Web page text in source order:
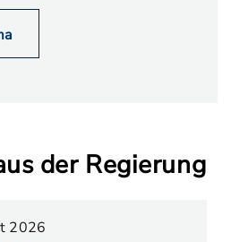
der Regierung
2026